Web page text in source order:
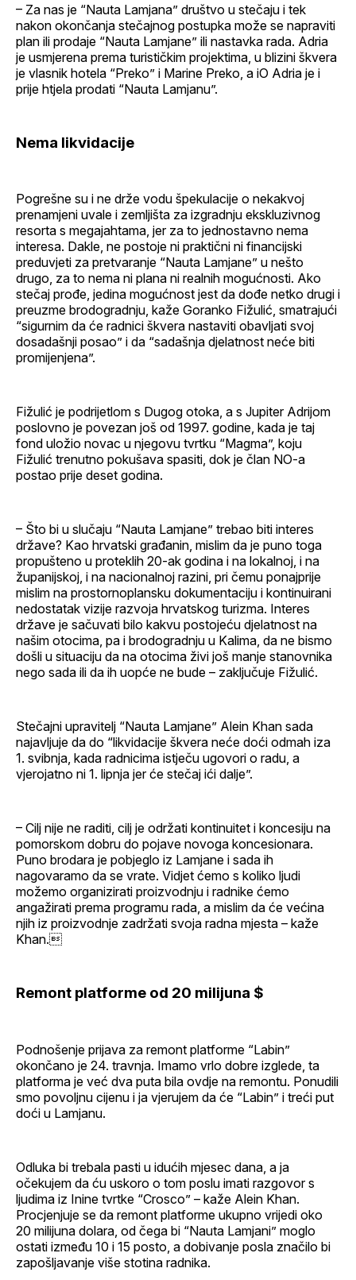
– Za nas je “Nauta Lamjana” društvo u stečaju i tek
nakon okončanja stečajnog postupka može se napraviti
plan ili prodaje “Nauta Lamjane” ili nastavka rada. Adria
je usmjerena prema turističkim projektima, u blizini škvera
je vlasnik hotela “Preko” i Marine Preko, a iO Adria je i
prije htjela prodati “Nauta Lamjanu”.
Nema likvidacije
Pogrešne su i ne drže vodu špekulacije o nekakvoj
prenamjeni uvale i zemljišta za izgradnju ekskluzivnog
resorta s megajahtama, jer za to jednostavno nema
interesa. Dakle, ne postoje ni praktični ni financijski
preduvjeti za pretvaranje “Nauta Lamjane” u nešto
drugo, za to nema ni plana ni realnih mogućnosti. Ako
stečaj prođe, jedina mogućnost jest da dođe netko drugi i
preuzme brodogradnju, kaže Goranko Fižulić, smatrajući
“sigurnim da će radnici škvera nastaviti obavljati svoj
dosadašnji posao” i da “sadašnja djelatnost neće biti
promijenjena”.
Fižulić je podrijetlom s Dugog otoka, a s Jupiter Adrijom
poslovno je povezan još od 1997. godine, kada je taj
fond uložio novac u njegovu tvrtku “Magma”, koju
Fižulić trenutno pokušava spasiti, dok je član NO-a
postao prije deset godina.
– Što bi u slučaju “Nauta Lamjane” trebao biti interes
države? Kao hrvatski građanin, mislim da je puno toga
propušteno u proteklih 20-ak godina i na lokalnoj, i na
županijskoj, i na nacionalnoj razini, pri čemu ponajprije
mislim na prostornoplansku dokumentaciju i kontinuirani
nedostatak vizije razvoja hrvatskog turizma. Interes
države je sačuvati bilo kakvu postojeću djelatnost na
našim otocima, pa i brodogradnju u Kalima, da ne bismo
došli u situaciju da na otocima živi još manje stanovnika
nego sada ili da ih uopće ne bude – zaključuje Fižulić.
Stečajni upravitelj “Nauta Lamjane” Alein Khan sada
najavljuje da do “likvidacije škvera neće doći odmah iza
1. svibnja, kada radnicima istječu ugovori o radu, a
vjerojatno ni 1. lipnja jer će stečaj ići dalje”.
– Cilj nije ne raditi, cilj je održati kontinuitet i koncesiju na
pomorskom dobru do pojave novoga koncesionara.
Puno brodara je pobjeglo iz Lamjane i sada ih
nagovaramo da se vrate. Vidjet ćemo s koliko ljudi
možemo organizirati proizvodnju i radnike ćemo
angažirati prema programu rada, a mislim da će većina
njih iz proizvodnje zadržati svoja radna mjesta – kaže
Khan.
Remont platforme od 20 milijuna $
Podnošenje prijava za remont platforme “Labin”
okončano je 24. travnja. Imamo vrlo dobre izglede, ta
platforma je već dva puta bila ovdje na remontu. Ponudili
smo povoljnu cijenu i ja vjerujem da će “Labin” i treći put
doći u Lamjanu.
Odluka bi trebala pasti u idućih mjesec dana, a ja
očekujem da ću uskoro o tom poslu imati razgovor s
ljudima iz Inine tvrtke “Crosco” – kaže Alein Khan.
Procjenjuje se da remont platforme ukupno vrijedi oko
20 milijuna dolara, od čega bi “Nauta Lamjani” moglo
ostati između 10 i 15 posto, a dobivanje posla značilo bi
zapošljavanje više stotina radnika.